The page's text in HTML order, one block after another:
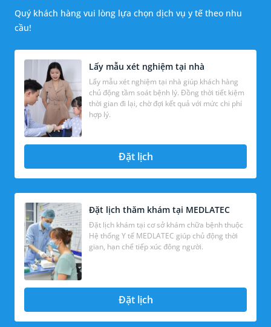
Quý khách hàng vui lòng lựa chọn dịch vụ y tế theo nhu
cầu!
Lấy mẫu xét nghiệm tại nhà
Lấy mẫu xét nghiệm tại nhà giúp khách hàng
chủ động tầm soát bệnh lý. Đồng thời tiết kiệm
thời gian đi lại, chờ đợi kết quả với mức chi phí
hợp lý.
Đặt lịch
Đặt lịch thăm khám tại MEDLATEC
Đặt lịch khám tại cơ sở khám chữa bệnh thuộc
Hệ thống Y tế MEDLATEC giúp chủ động thời
gian, hạn chế tiếp xúc đông người.
Đặt lịch